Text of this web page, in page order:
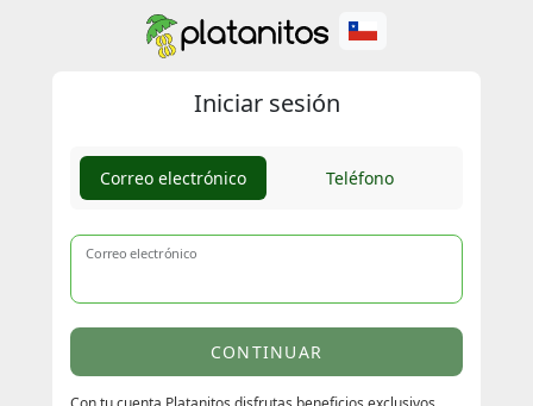
Iniciar sesión
Correo electrónico Teléfono
Correo electrónico
CONTINUAR